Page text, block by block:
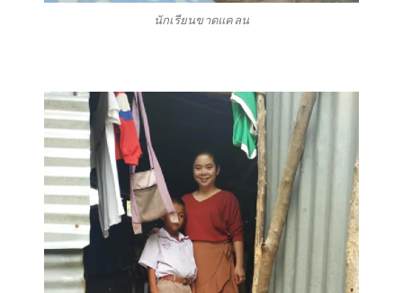
นักเรียนขาดแคลน